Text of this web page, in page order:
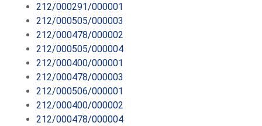
212/000291/000001
212/000505/000003
212/000478/000002
212/000505/000004
212/000400/000001
212/000478/000003
212/000506/000001
212/000400/000002
212/000478/000004